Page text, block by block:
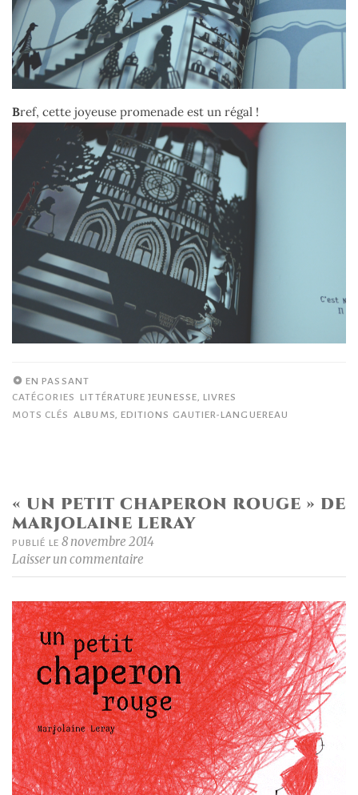
Bref, cette joyeuse promenade est un régal !
EN PASSANT
CATÉGORIES LITTÉRATURE JEUNESSE,LIVRES
MOTS CLÉS ALBUMS, EDITIONS GAUTIER-LANGUEREAU
« UN PETIT CHAPERON ROUGE » DE
MARJOLAINE LERAY
PUBLIÉ LE 8 novembre 2014
Laisser un commentaire